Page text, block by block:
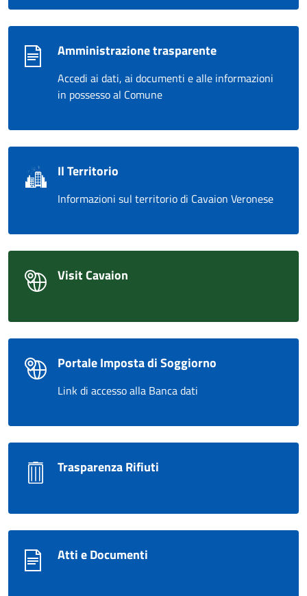
Amministrazione trasparente
Accedi ai dati, ai documenti e alle informazioni
in possesso al Comune
Il Territorio
Informazioni sul territorio di Cavaion Veronese
Visit Cavaion
Portale Imposta di Soggiorno
Link di accesso alla Banca dati
Trasparenza Rifiuti
Atti e Documenti